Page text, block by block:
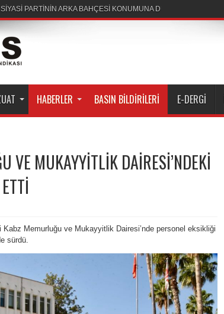
PARTİNİN ARKA BAHÇESİ KONUMUNA DÜŞÜRÜLEMEZ
HABERLER BASIN BILDIRILERI E-DERGI
VE MUKAYYİTLİK DAİRESİ’NDEKİ
Kabz Memurluğu ve Mukayyitlik Dairesi’nde personel eksikliği
sürdü.